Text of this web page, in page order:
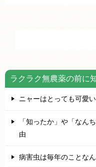
ラクラク無農薬の前に
ニャーはとっても可愛
「知ったか」や「なん
由
病害虫は毎年のことな